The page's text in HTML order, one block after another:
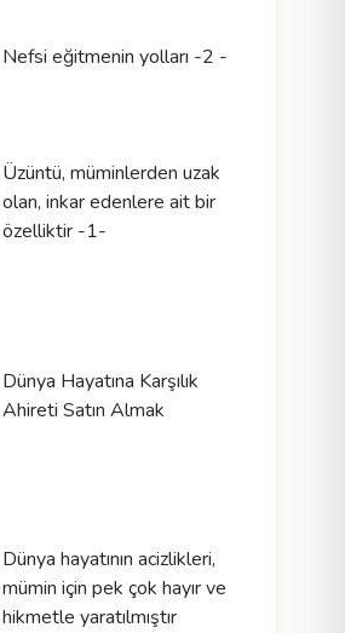
Nefsi eğitmenin yolları -2 -
Üzüntü, müminlerden uzak
olan, inkar edenlere ait bir
özelliktir -1-
Dünya Hayatına Karşılık
Ahireti Satın Almak
Dünya hayatının acizlikleri,
mümin için pek çok hayır ve
hikmetle yaratılmıştır